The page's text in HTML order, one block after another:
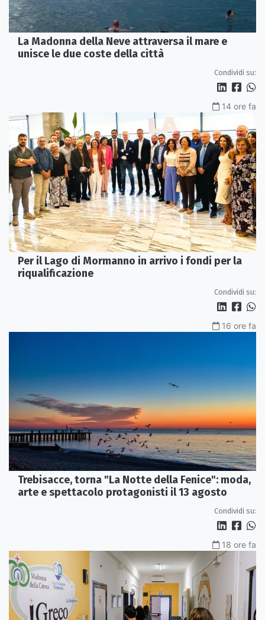
La Madonna della Neve attraversa il mare e
unisce le due coste della città
Condividi su:
14 ore fa
Per il Lago di Mormanno in arrivo i fondi per la
riqualificazione
Condividi su:
16 ore fa
Trebisacce, torna "La Notte della Fenice": moda,
arte e spettacolo protagonisti il 13 agosto
Condividi su:
18 ore fa